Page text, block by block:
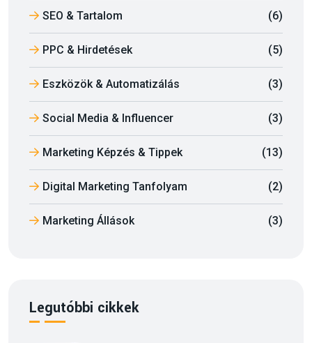
SEO & Tartalom (6)
PPC & Hirdetések (5)
Eszközök & Automatizálás (3)
Social Media & Influencer (3)
Marketing Képzés & Tippek (13)
Digital Marketing Tanfolyam (2)
Marketing Állások (3)
Legutóbbi cikkek